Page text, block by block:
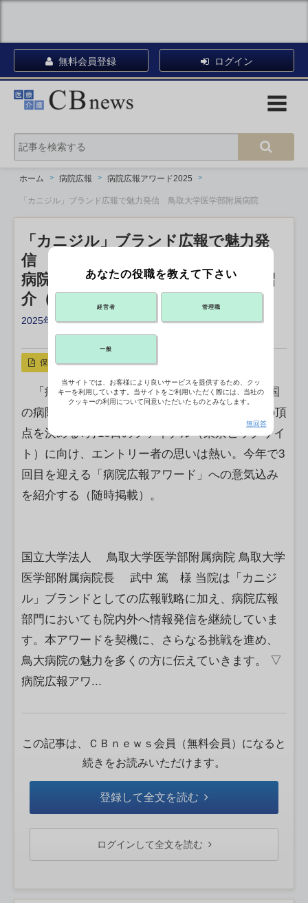
無料会員登録 ログイン
ホーム 病院広報 病院広報アワード2025
「カニジル」ブランド広報で魅力発信 鳥取大学医学部附属病院
「カニジル」ブランド広報で魅力発
信 鳥取大学医学部附属病院
病院広報アワード2025 エントリー紹
介（112）【経営者部門】
2025年05月22日 13:10
リンクをコピー
保存
「病院広報アワード2025」大賞を目指し、全国
の病院からのエントリーが続々と。“病院広報”の頂
点を決める7月16日のファイナル（東京ビッグサイ
ト）に向け、エントリー者の思いは熱い。今年で3
回目を迎える「病院広報アワード」への意気込み
を紹介する（随時掲載）。
国立大学法人 鳥取大学医学部附属病院 鳥取大学
医学部附属病院長 武中 篤 様 当院は「カニジ
ル」ブランドとしての広報戦略に加え、病院広報
部門においても院内外へ情報発信を継続していま
す。本アワードを契機に、さらなる挑戦を進め、
鳥大病院の魅力を多くの方に伝えていきます。 ▽
病院広報アワ...
この記事は、ＣＢｎｅｗｓ会員（無料会員）になると
続きをお読みいただけます。
登録して全文を読む
ログインして全文を読む
あなたの役職を教えて下さい
経営者 管理職
一般
当サイトでは、お客様により良いサービスを提供するため、クッ
キーを利用しています。当サイトをご利用いただく際には、当社の
クッキーの利用について同意いただいたものとみなします。
無回答